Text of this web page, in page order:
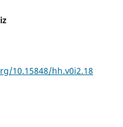
10.15848/hh.v0i2.18